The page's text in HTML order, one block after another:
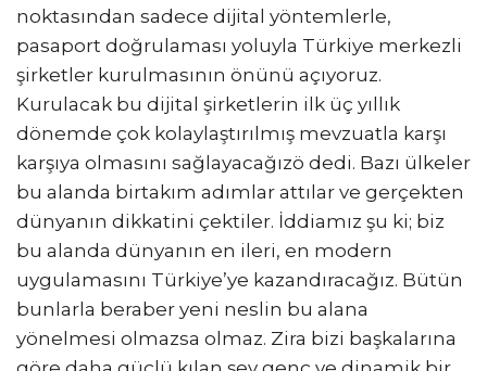
noktasından sadece dijital yöntemlerle,
pasaport doğrulaması yoluyla Türkiye merkezli
şirketler kurulmasının önünü açıyoruz.
Kurulacak bu dijital şirketlerin ilk üç yıllık
dönemde çok kolaylaştırılmış mevzuatla karşı
karşıya olmasını sağlayacağızö dedi. Bazı ülkeler
bu alanda birtakım adımlar attılar ve gerçekten
dünyanın dikkatini çektiler. İddiamız şu ki; biz
bu alanda dünyanın en ileri, en modern
uygulamasını Türkiye’ye kazandıracağız. Bütün
bunlarla beraber yeni neslin bu alana
yönelmesi olmazsa olmaz. Zira bizi başkalarına